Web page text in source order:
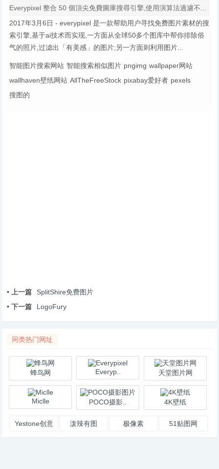
Everypixel 整合 50 個頂尖免費圖庫搜尋引擎,使用演算法過濾不...
2017年3月6日 - everypixel 是一款帮助用户寻找免费图片素材的搜
索引擎,基于ai技术而实现,一方面从全球50多个图库中帮你排除俗
气的照片,过滤出「有美感」的图片;另一方面则利用图片...
智能图片搜索网站 智能搜索相似图片 pngimg wallpaper网站
wallhaven壁纸网站 AllTheFreeStock pixabay爱好者 pexels
搜图的
• 上一篇
SplitShire免费图片
• 下一篇
LogoFury
同类热门网址
蜂鸟网 Everyp.. 天堂图片网
Miclle POCO摄影.. 4K壁纸
Yestone创意
泼辣有图 极像素 51贴图网